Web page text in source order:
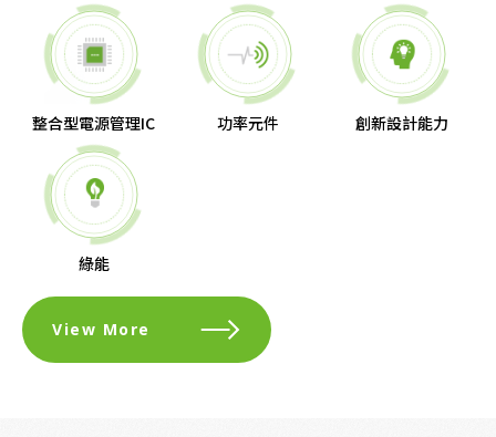
整合型電源管理IC 功率元件 創新設計能力
綠能
View More